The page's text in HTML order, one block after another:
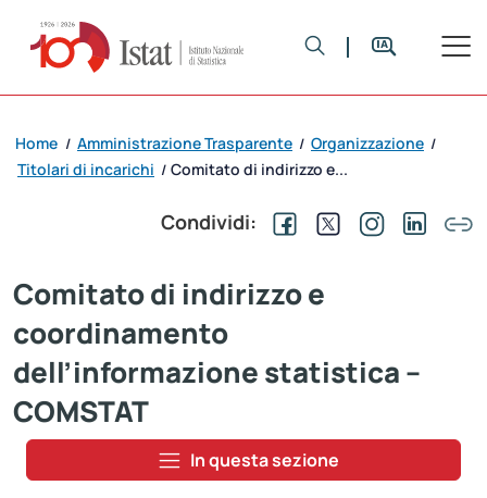
Home / Amministrazione Trasparente / Organizzazione /
Titolari di incarichi / Comitato di indirizzo e...
Condividi:
Comitato di indirizzo e
coordinamento
dell’informazione statistica –
COMSTAT
In questa sezione